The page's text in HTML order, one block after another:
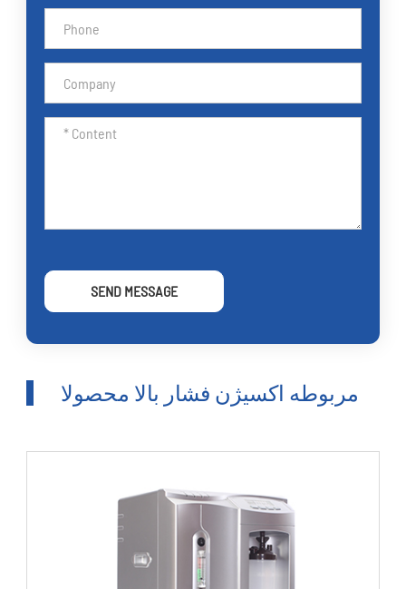
SEND MESSAGE
مربوطه اکسیژن فشار بالا محصولا